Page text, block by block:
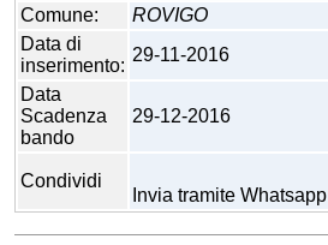
Comune:
ROVIGO
Data di
inserimento:
29-11-2016
Data
Scadenza
bando
29-12-2016
Condividi
Invia tramite Whatsapp